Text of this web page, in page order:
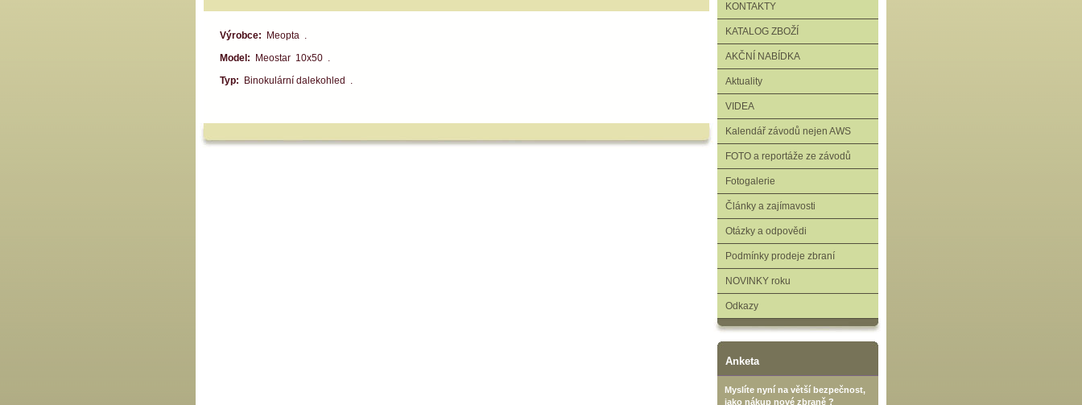
Výrobce: Meopta .
Model: Meostar 10x50 .
Typ: Binokulární dalekohled .
KONTAKTY
KATALOG ZBOŽÍ
AKČNÍ NABÍDKA
Aktuality
VIDEA
Kalendář závodů nejen AWS
FOTO a reportáže ze závodů
Fotogalerie
Články a zajímavosti
Otázky a odpovědi
Podmínky prodeje zbraní
NOVINKY roku
Odkazy
Anketa
Myslíte nyní na větší bezpečnost,
jako nákup nové zbraně ?